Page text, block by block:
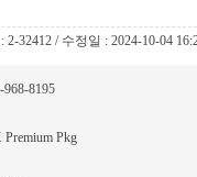
32412 / 수정일 : 2024-10-04
968-8195
Pkg